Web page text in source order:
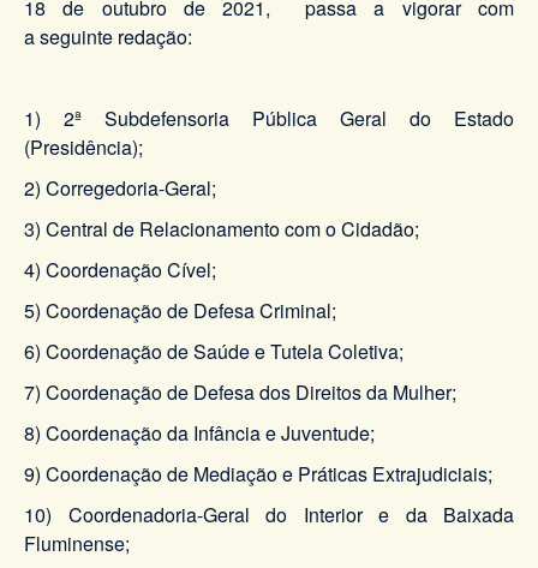
18 de outubro de 2021, passa a vigorar com
a seguinte redação:
1) 2ª Subdefensoria Pública Geral do Estado
(Presidência);
2) Corregedoria-Geral;
3) Central de Relacionamento com o Cidadão;
4) Coordenação Cível;
5) Coordenação de Defesa Criminal;
6) Coordenação de Saúde e Tutela Coletiva;
7) Coordenação de Defesa dos Direitos da Mulher;
8) Coordenação da Infância e Juventude;
9) Coordenação de Mediação e Práticas Extrajudiciais;
10) Coordenadoria-Geral do Interior e da Baixada
Fluminense;